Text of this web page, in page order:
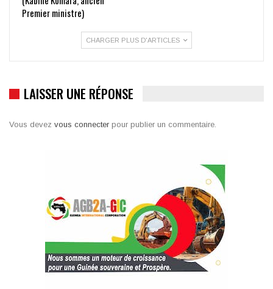
Premier ministre)
CHARGER PLUS D'ARTICLES
LAISSER UNE RÉPONSE
Vous devez vous connecter pour publier un commentaire.